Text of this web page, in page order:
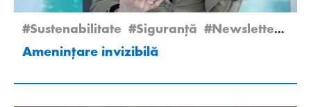
#Sustenabilitate #Siguranță #Newsletter Edition 2/2024
Amenințare invizibilă